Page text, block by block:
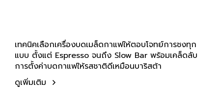
เทคนิคเลือกเครื่องบดเมล็ดกาแฟให้ตอบโจทย์การชงทุก
แบบ ตั้งแต่ Espresso จนถึง Slow Bar พร้อมเคล็ดลับ
การตั้งค่าบดกาแฟให้รสชาติดีเหมือนบาริสต้า
ดูเพิ่มเติม